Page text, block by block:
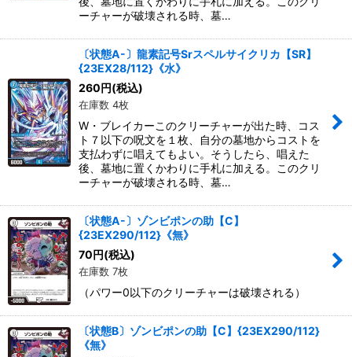
ーチャーが破壊される時、墓…
〔状態A-〕龍素記号Srスペルサイクリカ【SR】
{23EX28/112}《水》
260 円(税込)
在庫数 4枚
W・ブレイカーこのクリーチャーが出た時、コス
ト７以下の呪文を１枚、自分の墓地からコストを
支払わずに唱えてもよい。そうしたら、唱えた
後、墓地に置くかわりに手札に加える。このクリ
ーチャーが破壊される時、墓…
〔状態A-〕ゾンビポンの助【C】
{23EX290/112}《無》
70 円(税込)
在庫数 7枚
（パワー0以下のクリーチャーは破壊される）
〔状態B〕ゾンビポンの助【C】{23EX290/112}
《無》